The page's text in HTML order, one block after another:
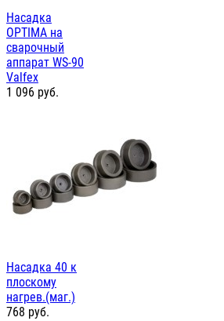
Насадка
OPTIMA на
сварочный
аппарат WS-90
Valfex
1 096 руб.
Насадка 40 к
плоскому
нагрев.(маг.)
768 руб.